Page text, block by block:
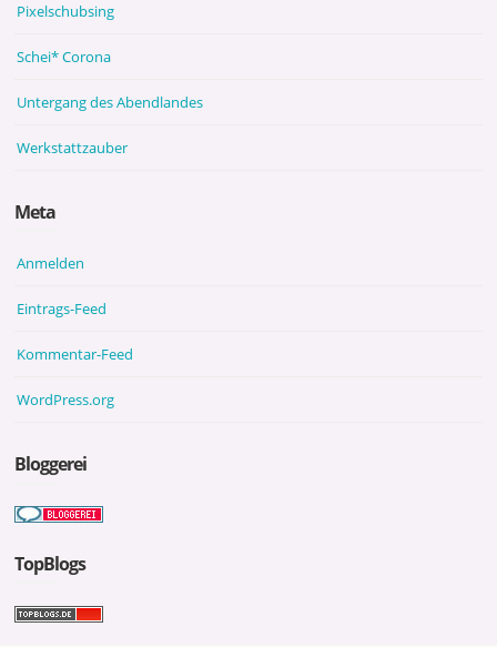
Pixelschubsing
Schei* Corona
Untergang des Abendlandes
Werkstattzauber
Meta
Anmelden
Eintrags-Feed
Kommentar-Feed
WordPress.org
Bloggerei
TopBlogs